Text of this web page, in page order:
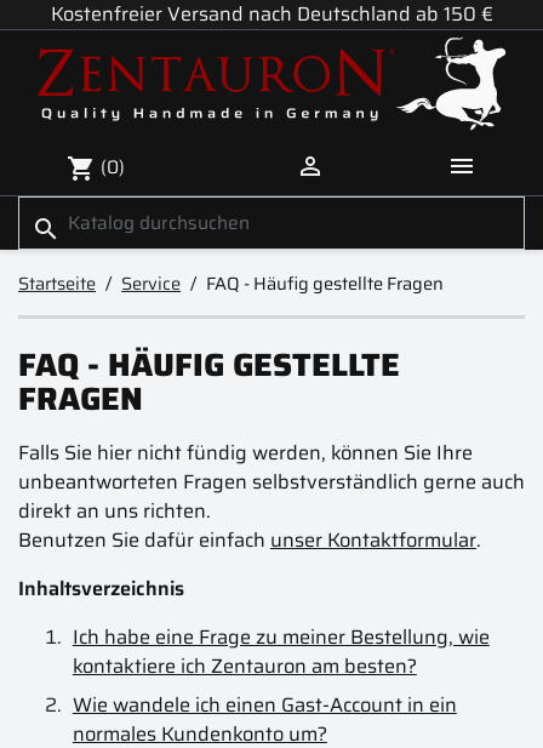
Kostenfreier Versand nach Deutschland ab 150 €
shopping_cart (0)  
search
Startseite Service FAQ - Häufig gestellte Fragen
FAQ - HÄUFIG GESTELLTE
FRAGEN
Falls Sie hier nicht fündig werden, können Sie Ihre
unbeantworteten Fragen selbstverständlich gerne auch
direkt an uns richten.
Benutzen Sie dafür einfach unser Kontaktformular.
Inhaltsverzeichnis
Ich habe eine Frage zu meiner Bestellung, wie
kontaktiere ich Zentauron am besten?
Wie wandele ich einen Gast-Account in ein
normales Kundenkonto um?